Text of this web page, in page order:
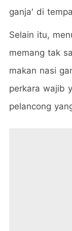
ganja' di
Selain itu,
memang tak
makan nasi
perkara wajib
pelancong